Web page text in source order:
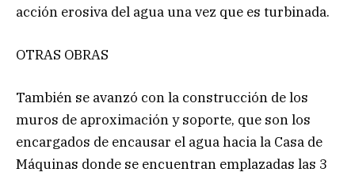
acción erosiva del agua una vez que es turbinada.
OTRAS OBRAS
También se avanzó con la construcción de los
muros de aproximación y soporte, que son los
encargados de encausar el agua hacia la Casa de
Máquinas donde se encuentran emplazadas las 3